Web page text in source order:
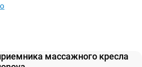
массажного кресла